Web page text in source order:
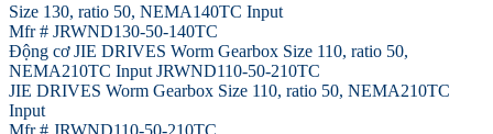
Size 130, ratio 50, NEMA140TC Input
Mfr # JRWND130-50-140TC
Động cơ JIE DRIVES Worm Gearbox Size 110, ratio 50,
NEMA210TC Input JRWND110-50-210TC
JIE DRIVES Worm Gearbox Size 110, ratio 50, NEMA210TC
Input
Mfr # JRWND110-50-210TC